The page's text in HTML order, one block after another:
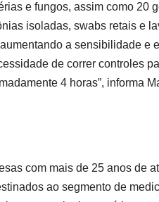
e fungos, assim como 20
isoladas, swabs retais e
a sensibilidade e
de correr controles
4 horas”, informa
com mais de 25 anos de
ao segmento de